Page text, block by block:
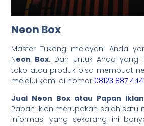
Neon Box
Master Tukang melayani Anda
Neon Box. Dan untuk Anda yang
toko atau produk bisa membuat
melalui kami di nomor 08123 887
Jual Neon Box atau Papan Iklan
Papan Iklan merupakan salah satu
informasi yang sekarang ini